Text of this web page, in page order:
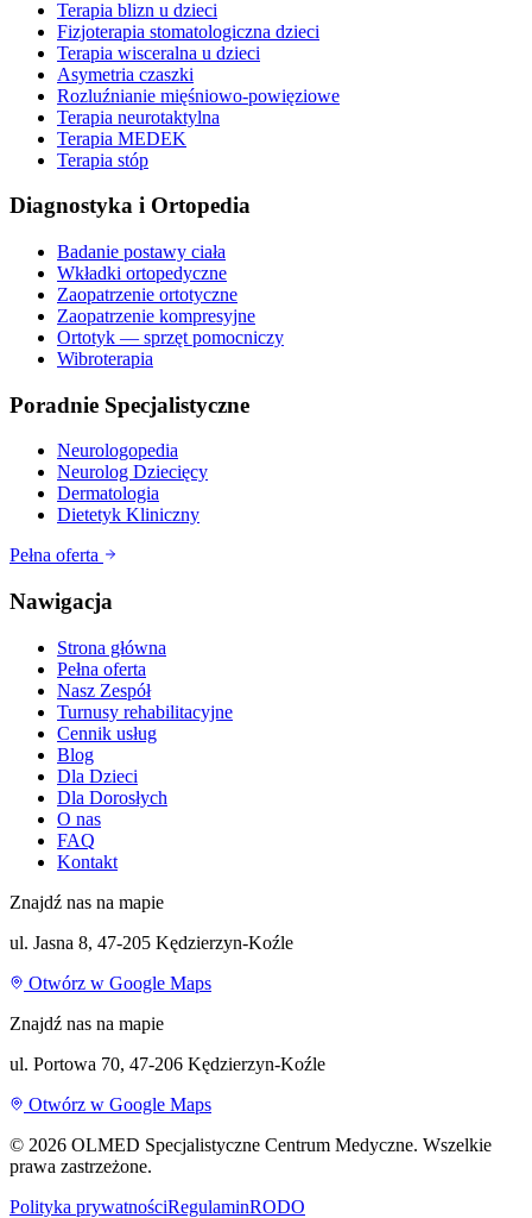
Terapia blizn u dzieci
Fizjoterapia stomatologiczna dzieci
Terapia wisceralna u dzieci
Asymetria czaszki
Rozluźnianie mięśniowo-powięziowe
Terapia neurotaktylna
Terapia MEDEK
Terapia stóp
Diagnostyka i Ortopedia
Badanie postawy ciała
Wkładki ortopedyczne
Zaopatrzenie ortotyczne
Zaopatrzenie kompresyjne
Ortotyk — sprzęt pomocniczy
Wibroterapia
Poradnie Specjalistyczne
Neurologopedia
Neurolog Dziecięcy
Dermatologia
Dietetyk Kliniczny
Pełna oferta
Nawigacja
Strona główna
Pełna oferta
Nasz Zespół
Turnusy rehabilitacyjne
Cennik usług
Blog
Dla Dzieci
Dla Dorosłych
O nas
FAQ
Kontakt
Znajdź nas na mapie
ul. Jasna 8, 47-205 Kędzierzyn-Koźle
Otwórz w Google Maps
Znajdź nas na mapie
ul. Portowa 70, 47-206 Kędzierzyn-Koźle
Otwórz w Google Maps
© 2026 OLMED Specjalistyczne Centrum Medyczne. Wszelkie
prawa zastrzeżone.
Polityka prywatnościRegulaminRODO